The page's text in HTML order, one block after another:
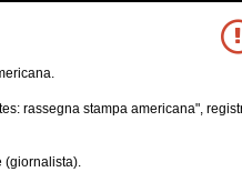
rassegna stampa americana",
(giornalista).